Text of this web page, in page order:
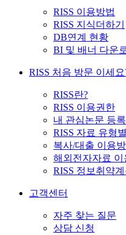
RISS 이용방법
RISS 지식더하기
DB연계 현황
BI 및 배너 다운
RISS 처음 방문 이세요
RISS란?
RISS 이용권한
내 관심논문 등
RISS 자료 유형
복사/대출 이용
해외전자자료 이
RISS 정보취약
고객센터
자주 찾는 질문
상담 신청